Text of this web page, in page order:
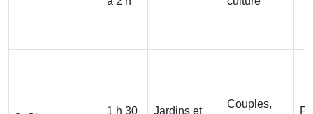
1 h 30
Jardins et
Couples,